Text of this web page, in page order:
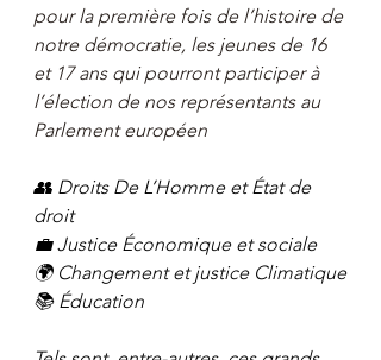
pour la première fois de l’histoire de
notre démocratie, les jeunes de 16
et 17 ans qui pourront participer à
l’élection de nos représentants au
Parlement européen
👥 Droits De L’Homme et État de
droit
💼 Justice Économique et sociale
🌍 Changement et justice Climatique
📚 Éducation